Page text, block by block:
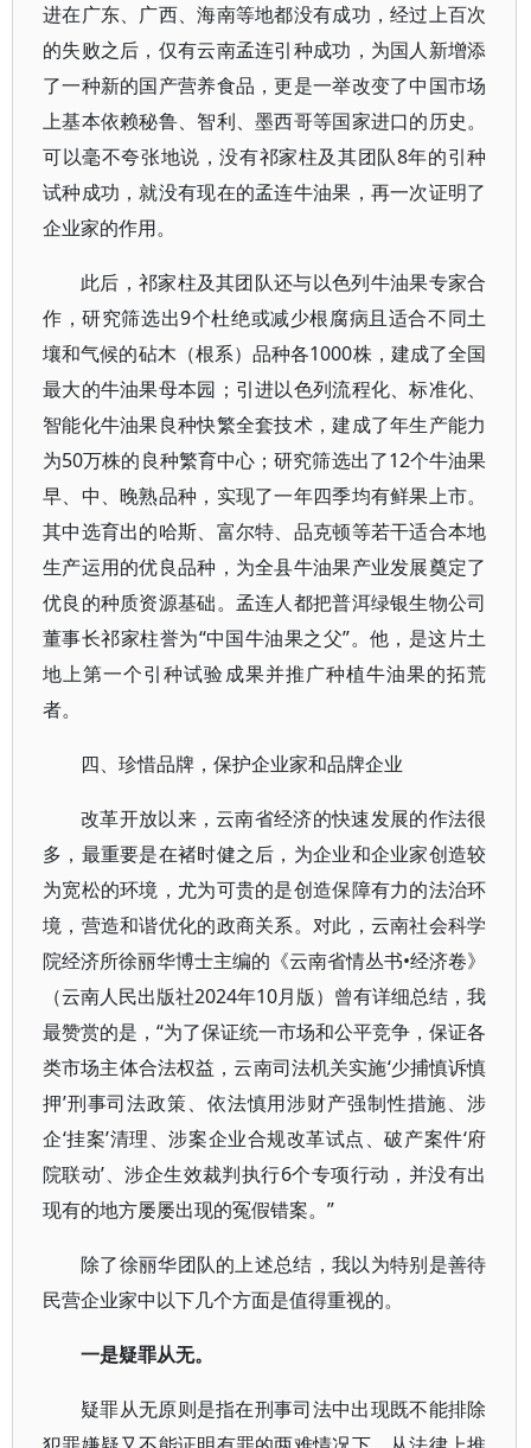
进在广东、广西、海南等地都没有成功，经过上百次
的失败之后，仅有云南孟连引种成功，为国人新增添
了一种新的国产营养食品，更是一举改变了中国市场
上基本依赖秘鲁、智利、墨西哥等国家进口的历史。
可以毫不夸张地说，没有祁家柱及其团队8年的引种
试种成功，就没有现在的孟连牛油果，再一次证明了
企业家的作用。
此后，祁家柱及其团队还与以色列牛油果专家合
作，研究筛选出9个杜绝或减少根腐病且适合不同土
壤和气候的砧木（根系）品种各1000株，建成了全国
最大的牛油果母本园；引进以色列流程化、标准化、
智能化牛油果良种快繁全套技术，建成了年生产能力
为50万株的良种繁育中心；研究筛选出了12个牛油果
早、中、晚熟品种，实现了一年四季均有鲜果上市。
其中选育出的哈斯、富尔特、品克顿等若干适合本地
生产运用的优良品种，为全县牛油果产业发展奠定了
优良的种质资源基础。孟连人都把普洱绿银生物公司
董事长祁家柱誉为“中国牛油果之父”。他，是这片土
地上第一个引种试验成果并推广种植牛油果的拓荒
者。
四、珍惜品牌，保护企业家和品牌企业
改革开放以来，云南省经济的快速发展的作法很
多，最重要是在褚时健之后，为企业和企业家创造较
为宽松的环境，尤为可贵的是创造保障有力的法治环
境，营造和谐优化的政商关系。对此，云南社会科学
院经济所徐丽华博士主编的《云南省情丛书•经济卷》
（云南人民出版社2024年10月版）曾有详细总结，我
最赞赏的是，“为了保证统一市场和公平竞争，保证各
类市场主体合法权益，云南司法机关实施‘少捕慎诉慎
押’刑事司法政策、依法慎用涉财产强制性措施、涉
企‘挂案’清理、涉案企业合规改革试点、破产案件‘府
院联动’、涉企生效裁判执行6个专项行动，并没有出
现有的地方屡屡出现的冤假错案。”
除了徐丽华团队的上述总结，我以为特别是善待
民营企业家中以下几个方面是值得重视的。
一是疑罪从无。
疑罪从无原则是指在刑事司法中出现既不能排除